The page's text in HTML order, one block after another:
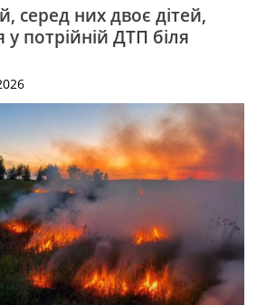
серед них двоє дітей,
потрійній ДТП біля